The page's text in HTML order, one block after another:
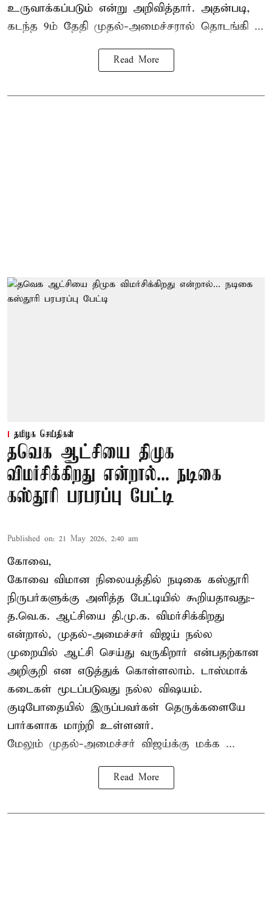
உருவாக்கப்படும் என்று அறிவித்தார். அதன்படி,
கடந்த 9ம் தேதி முதல்-அமைச்சரால் தொடங்கி ...
Read More
தமிழக செய்திகள்
தவெக ஆட்சியை திமுக
விமர்சிக்கிறது என்றால்... நடிகை
கஸ்தூரி பரபரப்பு பேட்டி
Published on: 21 May 2026, 2:40 am
கோவை,
கோவை விமான நிலையத்தில் நடிகை கஸ்தூரி
நிருபர்களுக்கு அளித்த பேட்டியில் கூறியதாவது:-
த.வெ.க. ஆட்சியை தி.மு.க. விமர்சிக்கிறது
என்றால், முதல்-அமைச்சர் விஜய் நல்ல
முறையில் ஆட்சி செய்து வருகிறார் என்பதற்கான
அறிகுறி என எடுத்துக் கொள்ளலாம். டாஸ்மாக்
கடைகள் மூடப்படுவது நல்ல விஷயம்.
குடிபோதையில் இருப்பவர்கள் தெருக்களையே
பார்களாக மாற்றி உள்ளனர்.
மேலும் முதல்-அமைச்சர் விஜய்க்கு மக்க ...
Read More